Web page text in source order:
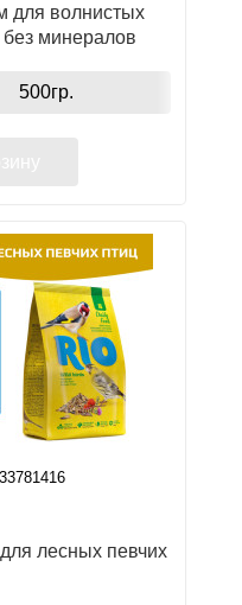
для волнистых
без минералов
500гр.
лесных певчих